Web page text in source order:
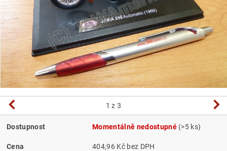
1 z 3
Dostupnost Momentálně nedostupné (>5 ks)
Cena 404,96 Kč bez DPH